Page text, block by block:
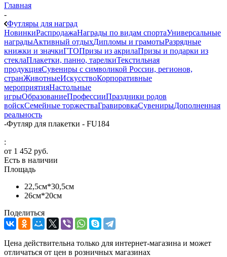
Главная
-
Футляры для наград
НовинкиРаспродажаНаграды по видам спортаУниверсальные
наградыАктивный отдыхДипломы и грамотыРазрядные
книжки и значкиГТОПризы из акрилаПризы и подарки из
стеклаПлакетки, панно, тарелкиТекстильная
продукцияСувениры с символикой России, регионов,
странЖивотныеИскусствоКорпоративные
мероприятияНастольные
игрыОбразованиеПрофессииПраздники родов
войскСемейные торжестваГравировкаСувенирыДополненная
реальность
-Футляр для плакетки - FU184
:
от 1 452 руб.
Есть в наличии
Площадь
22,5см*30,5см
26см*20см
Поделиться
Цена действительна только для интернет-магазина и может
отличаться от цен в розничных магазинах